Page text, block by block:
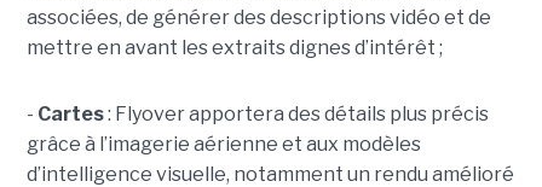
associées, de générer des descriptions vidéo et de
mettre en avant les extraits dignes d’intérêt ;
- Cartes: Flyover apportera des détails plus précis
grâce à l’imagerie aérienne et aux modèles
d’intelligence visuelle, notamment un rendu amélioré